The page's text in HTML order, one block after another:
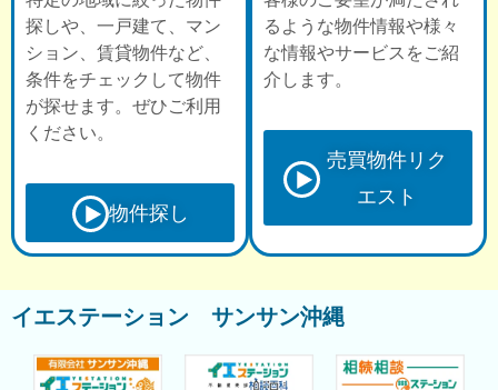
探しや、一戸建て、マン
ション、賃貸物件など、
条件をチェックして物件
が探せます。ぜひご利用
ください。
物件探し
るような物件情報や様々
な情報やサービスをご紹
介します。
売買物件リク
エスト
イエステーション サンサン沖縄